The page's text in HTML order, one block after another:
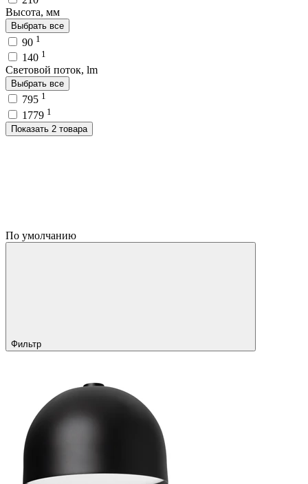
Высота, мм
Выбрать все
90 1
140 1
Световой поток, lm
Выбрать все
795 1
1779 1
Показать 2 товара
По умолчанию
Фильтр